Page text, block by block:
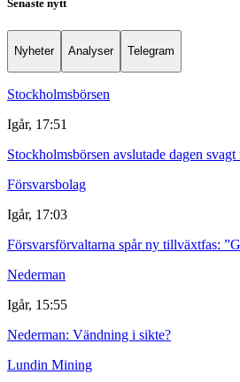
Senaste nytt
Nyheter Analyser Telegram
Stockholmsbörsen
Igår, 17:51
Stockholmsbörsen avslutade dagen svagt
Försvarsbolag
Igår, 17:03
Försvarsförvaltarna spår ny tillväxtfas:
Nederman
Igår, 15:55
Nederman: Vändning i sikte?
Lundin Mining